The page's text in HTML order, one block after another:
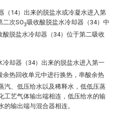
（14）出来的脱盐水或冷凝水进入第
二次SO3吸收酸脱盐水冷却器（34）中
酸脱盐水冷却器（34）位于第二吸收
冷却器（34）出来的脱盐水进入第一
余热回收单元中进行换热，串酸余热
汽、低压给水以及稀释水，低低压蒸
工艺气体输出端相连，低压给水的输
输出端与混合器相连。